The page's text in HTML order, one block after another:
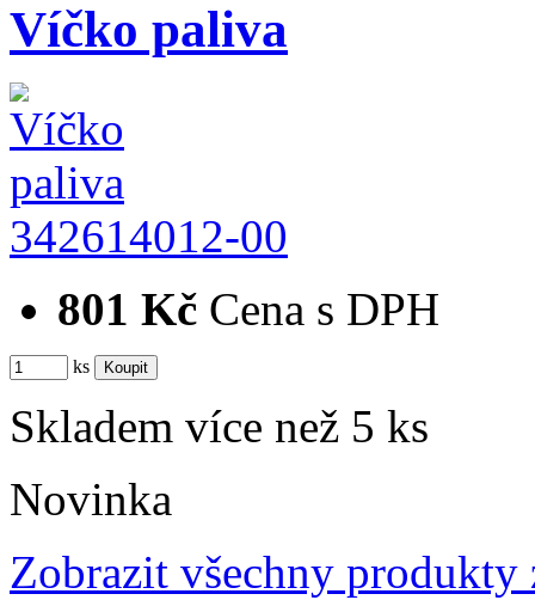
Víčko paliva
342614012-00
801 Kč Cena s DPH
ks
Skladem více než 5 ks
Novinka
Zobrazit všechny